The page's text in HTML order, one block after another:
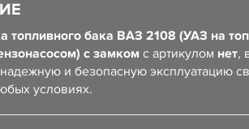
топливного бака ВАЗ 2108 (УАЗ на
с замком с артикулом нет,
и безопасную эксплуатацию
условиях.